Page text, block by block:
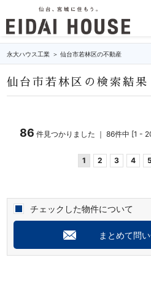
永大ハウス工業 仙台市若林区の不動産
仙台市若林区の検索結果
86 件見つかりました ｜ 86件中 [1 -
1 2 3 4 5
チェックした物件について
まとめて問